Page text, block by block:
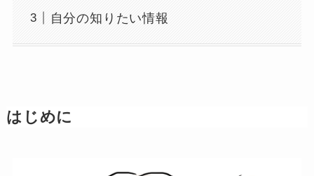
自分の知りたい情報
はじめに